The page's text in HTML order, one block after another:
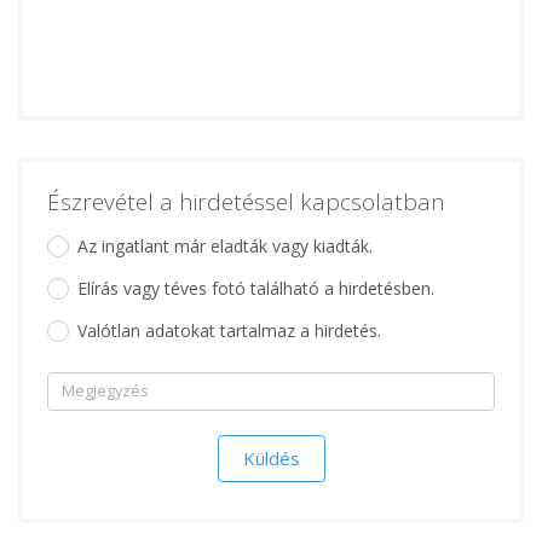
Észrevétel a hirdetéssel kapcsolatban
Az ingatlant már eladták vagy kiadták.
Elírás vagy téves fotó található a hirdetésben.
Valótlan adatokat tartalmaz a hirdetés.